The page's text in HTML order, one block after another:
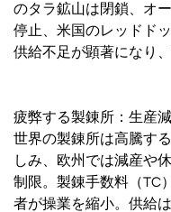
のタラ鉱山は閉鎖、オ
停止、米国のレッドド
供給不足が顕著になり
疲弊する製錬所：生産
世界の製錬所は高騰す
しみ、欧州では減産や
制限。製錬手数料（TC
者が操業を縮小。供給